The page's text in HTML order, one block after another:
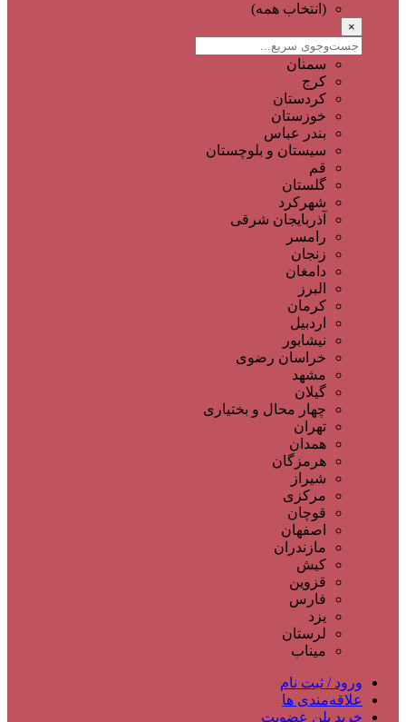
(انتخاب همه)
×
سمنان
کرج
کردستان
خوزستان
بندر عباس
سیستان و بلوچستان
قم
گلستان
شهرکرد
آذربایجان شرقی
رامسر
زنجان
دامغان
البرز
کرمان
اردبیل
نیشابور
خراسان رضوی
مشهد
گیلان
چهار محال و بختیاری
تهران
همدان
هرمزگان
شیراز
مرکزی
قوچان
اصفهان
مازندران
کیش
قزوین
فارس
یزد
لرستان
میناب
ورود / ثبت نام
علاقه‌مندی ها
خرید پلن عضویت